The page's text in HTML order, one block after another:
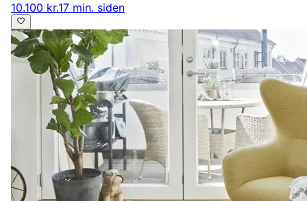
10.100 kr.17 min. siden